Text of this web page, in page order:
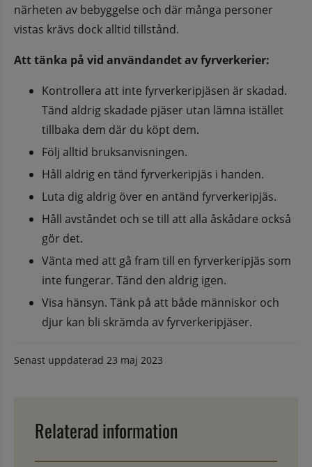
närheten av bebyggelse och där många personer
vistas krävs dock alltid tillstånd.
Att tänka på vid användandet av fyrverkerier:
Kontrollera att inte fyrverkeripjäsen är skadad.
Tänd aldrig skadade pjäser utan lämna istället
tillbaka dem där du köpt dem.
Följ alltid bruksanvisningen.
Håll aldrig en tänd fyrverkeripjäs i handen.
Luta dig aldrig över en antänd fyrverkeripjäs.
Håll avståndet och se till att alla åskådare också
gör det.
Vänta med att gå fram till en fyrverkeripjäs som
inte fungerar. Tänd den aldrig igen.
Visa hänsyn. Tänk på att både människor och
djur kan bli skrämda av fyrverkeripjäser.
Senast uppdaterad 23 maj 2023
Relaterad information